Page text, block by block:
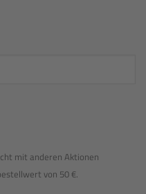
mit anderen Aktionen
von 50 €.